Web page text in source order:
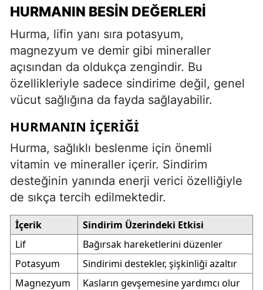
HURMANIN BESIN DEĞERLERI
Hurma, lifin yanı sıra potasyum,
magnezyum ve demir gibi mineraller
açısından da oldukça zengindir. Bu
özellikleriyle sadece sindirime değil, genel
vücut sağlığına da fayda sağlayabilir.
HURMANIN İÇERIĞI
Hurma, sağlıklı beslenme için önemli
vitamin ve mineraller içerir. Sindirim
desteğinin yanında enerji verici özelliğiyle
de sıkça tercih edilmektedir.
İçerik
Sindirim Üzerindeki Etkisi
Lif
Bağırsak hareketlerini düzenler
Potasyum
Sindirimi destekler, şişkinliği azaltır
Magnezyum
Kasların gevşemesine yardımcı olur